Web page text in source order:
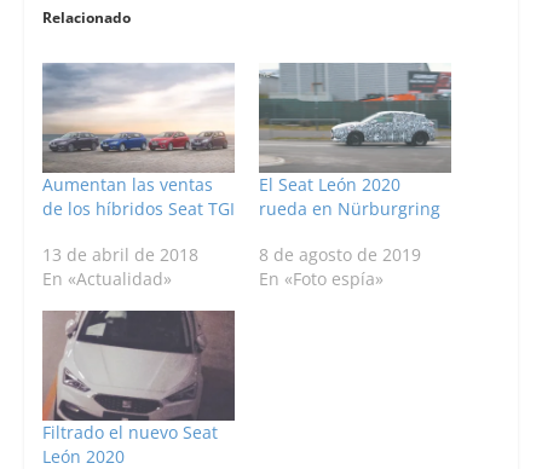
Relacionado
Aumentan las ventas
de los híbridos Seat TGI
13 de abril de 2018
En «Actualidad»
El Seat León 2020
rueda en Nürburgring
8 de agosto de 2019
En «Foto espía»
Filtrado el nuevo Seat
León 2020